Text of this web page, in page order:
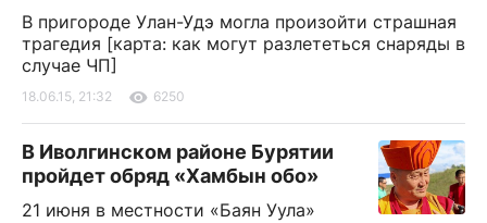
В пригороде Улан-Удэ могла произойти страшная
трагедия [карта: как могут разлететься снаряды в
случае ЧП]
18.06.15, 21:32 6250
В Иволгинском районе Бурятии
пройдет обряд «Хамбын обо»
21 июня в местности «Баян Уула»